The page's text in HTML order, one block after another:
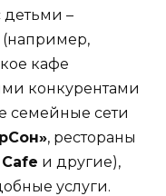
детьми –
(например,
кафе
конкурентами
семейные сети
, рестораны
и другие),
услуги.